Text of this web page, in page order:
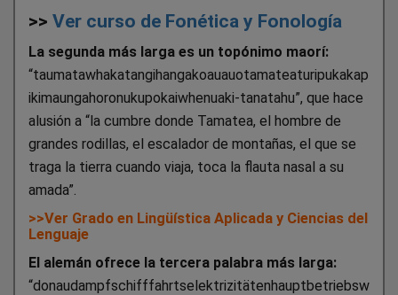
>> Ver curso de Fonética y Fonología
La segunda más larga es un topónimo maorí:
“taumatawhakatangihangakoauauotamateaturipukakap
ikimaungahoronukupokaiwhenuaki-tanatahu”, que hace
alusión a “la cumbre donde Tamatea, el hombre de
grandes rodillas, el escalador de montañas, el que se
traga la tierra cuando viaja, toca la flauta nasal a su
amada”.
>>Ver Grado en Lingüística Aplicada y Ciencias del
Lenguaje
El alemán ofrece la tercera palabra más larga:
“donaudampfschifffahrtselektrizitätenhauptbetriebsw